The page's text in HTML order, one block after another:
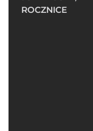
ROCZNICE